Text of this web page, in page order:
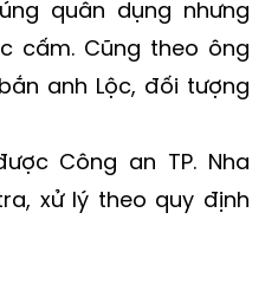
Lộc và xác định đây
chiều dài hơn 1 mét,
quân dụng nhưng
cấm. Cũng theo ông
anh Lộc, đối tượng
Công an TP. Nha